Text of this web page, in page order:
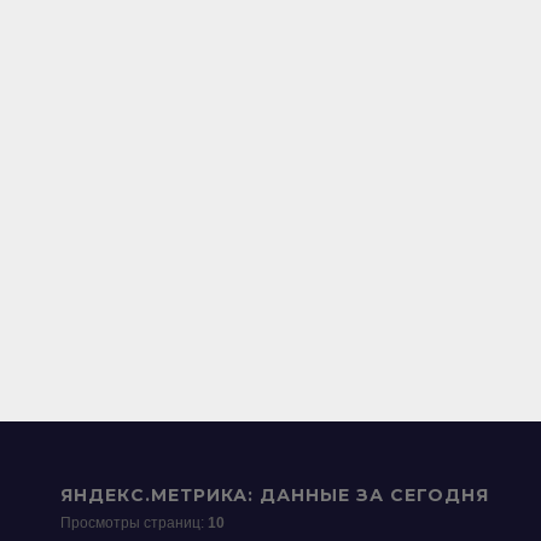
ЯНДЕКС.МЕТРИКА: ДАННЫЕ ЗА СЕГОДНЯ
Просмотры страниц: 10